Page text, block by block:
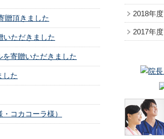
贈頂きました
いただきました
寄贈いただきました
した
コカコーラ様）
2018年度
2017年度